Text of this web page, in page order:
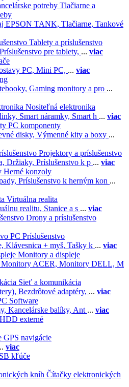
Tlačiarne a
EPSON TANK, Tlačiarne, Tankové
Tablety a príslušenstvo
Príslušenstvo pre tablety, ... viac
PC, Mini PC, ... viac
Gaming monitory a pro ...
Nositeľná elektronika
Smart náramky, Smart h ... viac
PC komponenty
disky, Výmenné kity a boxy ...
Projektory a príslušenstvo
Držiaky, Príslušenstvo k p ... viac
Herné konzoly
Príslušenstvo k herným kon ...
Virtuálna realita
realitu, Stanice a s ... viac
Drony a príslušenstvo
PC Príslušenstvo
Klávesnica + myš, Tašky k ... viac
Monitory a displeje
Monitory ACER, Monitory DELL, M
Sieť a komunikácia
Bezdrôtové adaptéry, ... viac
Software
Kancelárske balíky, Ant ... viac
HDD externé
GPS navigácie
viac
kľúče
Čítačky elektronických